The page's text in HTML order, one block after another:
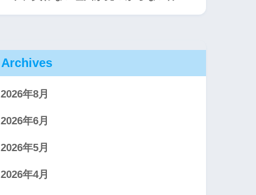
Archives
2026年8月
2026年6月
2026年5月
2026年4月